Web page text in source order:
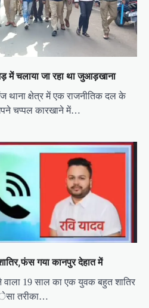
चलाया जा रहा था जुआड़खाना
क्षेत्र में एक राजनीतिक दल के
चप्पल कारखाने में…
गया कानपुर देहात में
19 साल का एक युवक बहुत शातिर
तरीका…